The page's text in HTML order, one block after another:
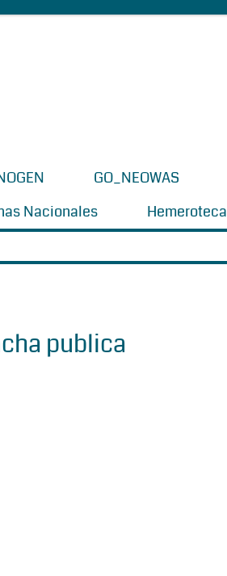
GO_NEOWAS
Nacionales Hemeroteca
publica